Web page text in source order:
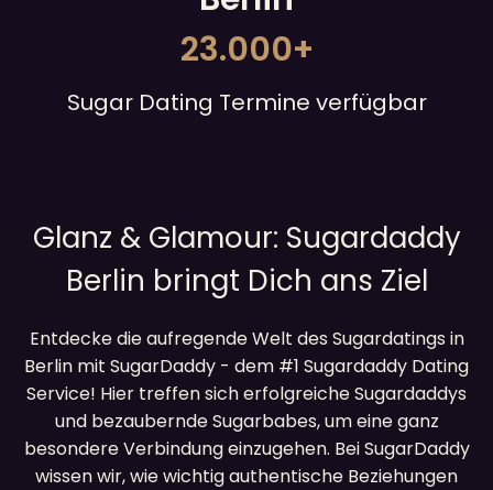
23.000+
Sugar Dating Termine verfügbar
Glanz & Glamour: Sugardaddy
Berlin bringt Dich ans Ziel
Entdecke die aufregende Welt des Sugardatings in
Berlin mit SugarDaddy - dem #1 Sugardaddy Dating
Service! Hier treffen sich erfolgreiche Sugardaddys
und bezaubernde Sugarbabes, um eine ganz
besondere Verbindung einzugehen. Bei SugarDaddy
wissen wir, wie wichtig authentische Beziehungen